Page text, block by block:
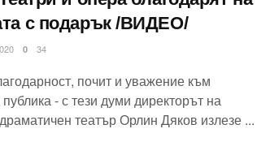
с подарък /ВИДЕО/
0 34
почит и уважение към
публика - с тези думи директорът на
театър Орлин Дяков излезе ...